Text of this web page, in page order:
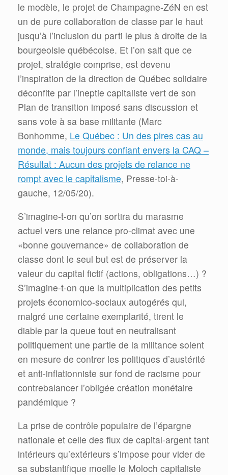
le modèle, le projet de Champagne-ZéN en est
un de pure collaboration de classe par le haut
jusqu’à l’inclusion du parti le plus à droite de la
bourgeoisie québécoise. Et l’on sait que ce
projet, stratégie comprise, est devenu
l’inspiration de la direction de Québec solidaire
déconfite par l’ineptie capitaliste vert de son
Plan de transition imposé sans discussion et
sans vote à sa base militante (Marc
Bonhomme, Le Québec : Un des pires cas au
monde, mais toujours confiant envers la CAQ –
Résultat : Aucun des projets de relance ne
rompt avec le capitalisme, Presse-toi-à-
gauche, 12/05/20).
S’imagine-t-on qu’on sortira du marasme
actuel vers une relance pro-climat avec une
«bonne gouvernance» de collaboration de
classe dont le seul but est de préserver la
valeur du capital fictif (actions, obligations…) ?
S’imagine-t-on que la multiplication des petits
projets économico-sociaux autogérés qui,
malgré une certaine exemplarité, tirent le
diable par la queue tout en neutralisant
politiquement une partie de la militance soient
en mesure de contrer les politiques d’austérité
et anti-inflationniste sur fond de racisme pour
contrebalancer l’obligée création monétaire
pandémique ?
La prise de contrôle populaire de l’épargne
nationale et celle des flux de capital-argent tant
intérieurs qu’extérieurs s’impose pour vider de
sa substantifique moelle le Moloch capitaliste